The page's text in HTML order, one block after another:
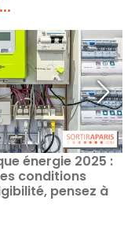
énergie 2025 :
conditions
pensez à